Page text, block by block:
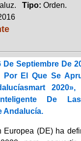
Tipo: Orden.
Septiembre De
Por El Que Se
De
Andalucía.
Europea (DE) ha